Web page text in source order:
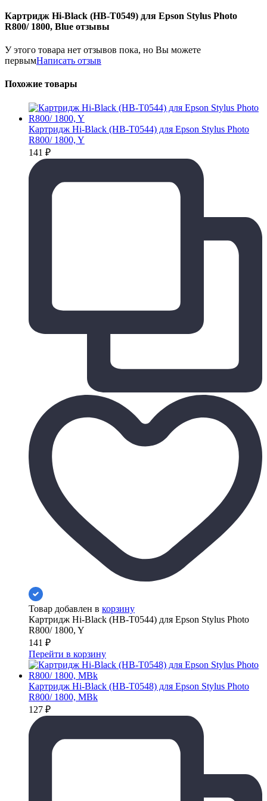
Картридж Hi-Black (HB-T0549) для Epson Stylus Photo
R800/ 1800, Blue отзывы
У этого товара нет отзывов пока, но Вы можете
первымНаписать отзыв
Похожие товары
Картридж Hi-Black (HB-T0544) для Epson Stylus Photo
R800/ 1800, Y
141 ₽
Товар добавлен в корзину
Картридж Hi-Black (HB-T0544) для Epson Stylus Photo
R800/ 1800, Y
141 ₽
Перейти в корзину
Картридж Hi-Black (HB-T0548) для Epson Stylus Photo
R800/ 1800, MBk
127 ₽